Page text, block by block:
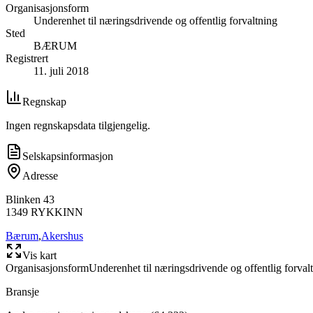
Organisasjonsform
Underenhet til næringsdrivende og offentlig forvaltning
Sted
BÆRUM
Registrert
11. juli 2018
Regnskap
Ingen regnskapsdata tilgjengelig.
Selskapsinformasjon
Adresse
Blinken 43
1349 RYKKINN
Bærum,Akershus
Vis kart
OrganisasjonsformUnderenhet til næringsdrivende og offentlig
Bransje